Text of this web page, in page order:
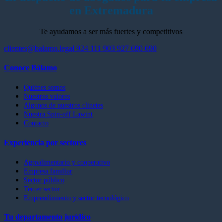
en Extremadura
Te ayudamos a ser más fuertes y competitivos
clientes@balamo.legal 924 111 903 927 690 690
Conoce Bálamo
Quiénes somos
Nuestros valores
Algunos de nuestros clinetes
Nuestra Spin-off Lawint
Contacto
Experiencia por sectores
Agroalimentario y cooperativo
Empresa familiar
Sector público
Tercer sector
Emprendimiento y sector tecnológico
Tu departamento jurídico